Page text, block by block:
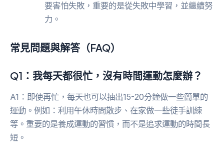
要害怕失敗，重要的是從失敗中學習，並繼續努
力。
常見問題與解答（FAQ）
Q1：我每天都很忙，沒有時間運動怎麼辦？
A1：即使再忙，每天也可以抽出15-20分鐘做一些簡單的
運動。例如：利用午休時間散步、在家做一些徒手訓練
等。重要的是養成運動的習慣，而不是追求運動的時間長
短。